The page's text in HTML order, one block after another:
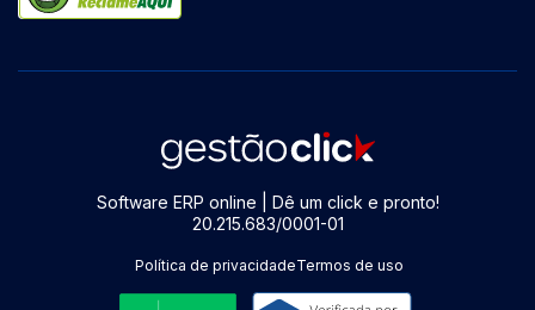
Software ERP online | Dê um click e pronto!
20.215.683/0001-01
Política de privacidadeTermos de uso